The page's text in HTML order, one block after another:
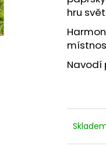
hru
Navodí
PARFÉMOVÁ
AYAT 100ML